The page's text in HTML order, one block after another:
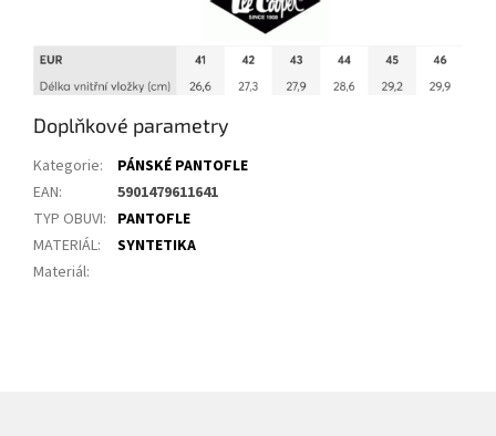
Doplňkové parametry
Kategorie:
PÁNSKÉ PANTOFLE
EAN:
5901479611641
TYP OBUVI: PANTOFLE
MATERIÁL:
SYNTETIKA
Materiál: